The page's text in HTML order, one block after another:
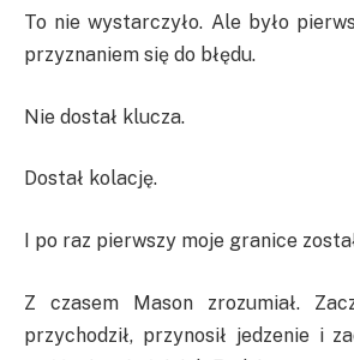
To nie wystarczyło. Ale było
przyznaniem się do błędu.
Nie dostał klucza.
Dostał kolację.
I po raz pierwszy moje granice
Z czasem Mason zrozumiał.
przychodził, przynosił jedzenie i